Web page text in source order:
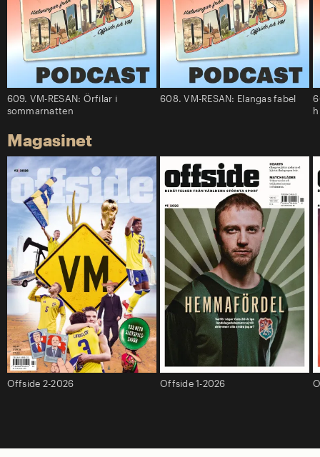
609. VM-RESAN: Örfilar i
sommarnatten
608. VM-RESAN: Elangas fabel
Magasinet
Offside 2-2026 Offside 1-2026